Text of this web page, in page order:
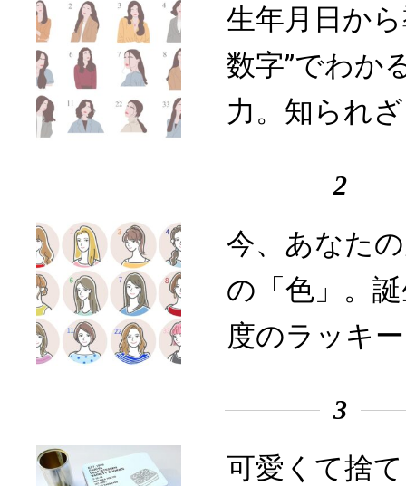
生年月日か
数字”でわか
力。知られ
2
今、あなた
の「色」。
度のラッキ
3
可愛くて捨